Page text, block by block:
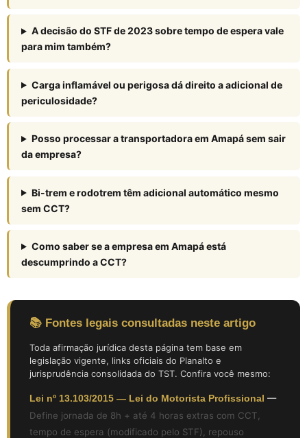
A decisão do STF de 2023 sobre tempo de espera vale
para mim também?
Carga inflamável ou perigosa dá direito a adicional de
periculosidade?
Posso processar a transportadora em Amapá sem sair
da empresa?
Bi-trem e rodotrem têm adicional automático mesmo
sem CCT?
Como saber se a empresa em Amapá está
descumprindo a CCT?
📚 Fontes legais consultadas neste artigo
Toda afirmação jurídica desta página tem base em
legislação vigente, links oficiais do Planalto e
jurisprudência consolidada do TST. Confira você mesmo:
Lei nº 13.103/2015 — Lei do Motorista Profissional —
Define jornada de 8h + até 4 horas extras com CCT,
tempo de espera (modificado pelo STF), repouso